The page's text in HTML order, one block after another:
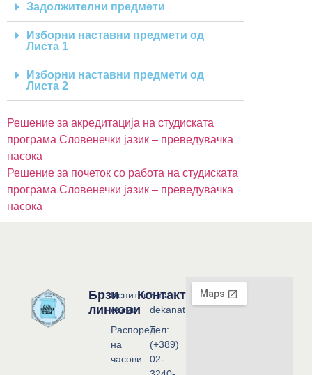
Задолжителни предмети
Изборни наставни предмети од
Листа 1
Изборни наставни предмети од
Листа 2
Решение за акредитација на студиската
програма Словенечки јазик – преведувачка
насока
Решение за почеток со работа на студиската
програма Словенечки јазик – преведувачка
насока
Брзи
линкови
Испитни
сесии
Распоред
на
часови
Контакт
Email:
dekanat@flf.ukim.edu.mk
Тел:
(+389)
02-